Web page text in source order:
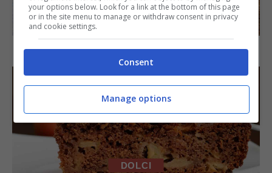
SECONDI PIATTI
Arista di maiale al latte
DOLCI
your options below. Look for a link at the bottom of this page
or in the site menu to manage or withdraw consent in privacy
and cookie settings.
Consent
Manage options